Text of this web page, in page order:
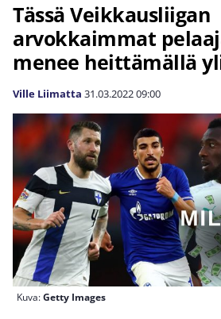
Tässä Veikkausliigan
arvokkaimmat
menee heittämällä
Ville Liimatta 31.03.202209:00
Kuva:Getty Images